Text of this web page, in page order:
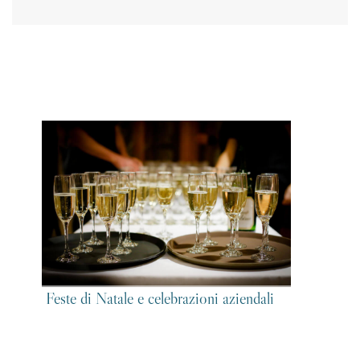
Feste di Natale e celebrazioni aziendali